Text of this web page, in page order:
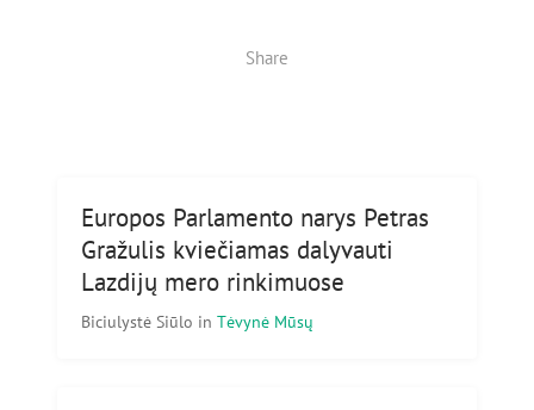
Share
Europos Parlamento narys Petras
Gražulis kviečiamas dalyvauti
Lazdijų mero rinkimuose
Biciulystė Siūlo in Tėvynė Mūsų